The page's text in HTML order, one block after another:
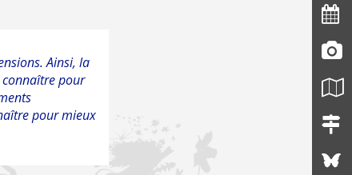
Ainsi, la
pour
pour mieux